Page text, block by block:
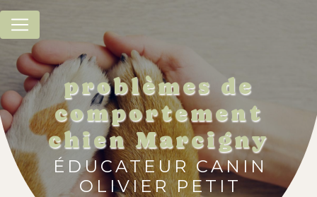
problèmes de
comportement
chien Marcigny
ÉDUCATEUR CANIN
OLIVIER PETIT
Panneau de gestion des cookies